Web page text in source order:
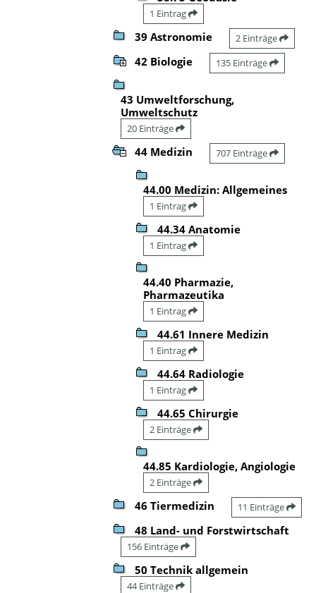
1 Eintrag
39 Astronomie 2 Einträge
42 Biologie 135 Einträge
43 Umweltforschung,
Umweltschutz
20 Einträge
44 Medizin 707 Einträge
44.00 Medizin: Allgemeines
1 Eintrag
44.34 Anatomie
1 Eintrag
44.40 Pharmazie,
Pharmazeutika
1 Eintrag
44.61 Innere Medizin
1 Eintrag
44.64 Radiologie
1 Eintrag
44.65 Chirurgie
2 Einträge
44.85 Kardiologie, Angiologie
2 Einträge
46 Tiermedizin 11 Einträge
48 Land- und Forstwirtschaft
156 Einträge
50 Technik allgemein
44 Einträge